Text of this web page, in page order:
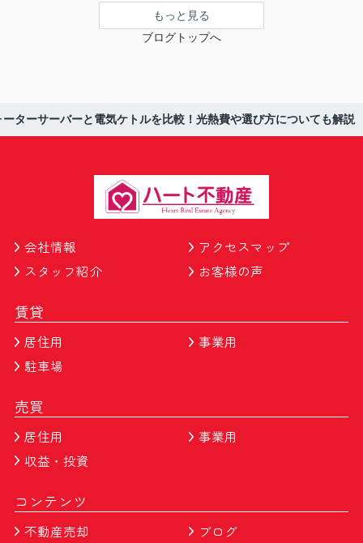
もっと見る
ブログトップへ
ーターサーバーと電気ケトルを比較！光熱費や選び方についても解説
会社情報
アクセスマップ
スタッフ紹介
お客様の声
賃貸
居住用
事業用
駐車場
売買
居住用
事業用
収益・投資
コンテンツ
不動産売却 ブログ